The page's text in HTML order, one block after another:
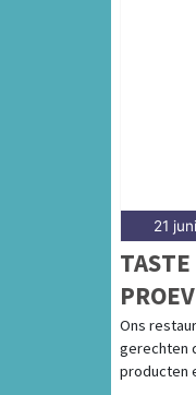
21
Ons
gerechten
producten